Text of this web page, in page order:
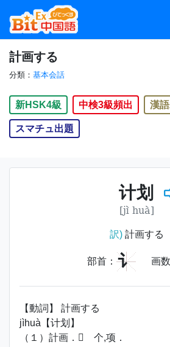
計画する
分類： 基本会話
新HSK4級 中検3級頻出 漢
スマチュ出題
计划
[jì huà]
訳)計画する
部首： 讠 画数
【動詞】 計画する
jìhuà【计划】
（１）計画． 个,项．